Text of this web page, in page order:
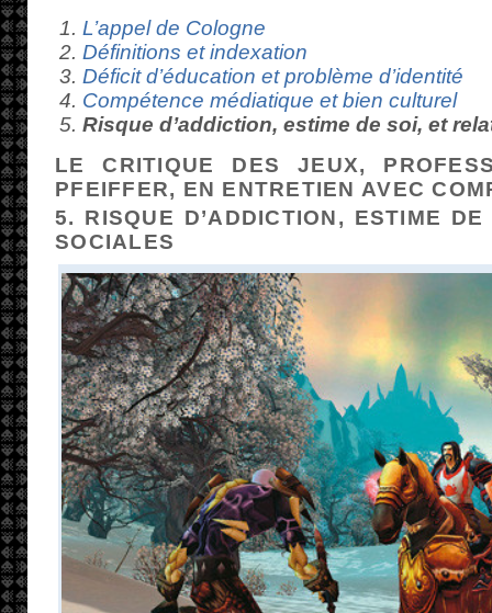
L’appel de Cologne
Définitions et indexation
Déficit d’éducation et problème d’identité
Compétence médiatique et bien culturel
Risque d’addiction, estime de soi, et
LE CRITIQUE DES JEUX,
PFEIFFER, EN ENTRETIEN AVEC
5. RISQUE D’ADDICTION, ESTIME
SOCIALES